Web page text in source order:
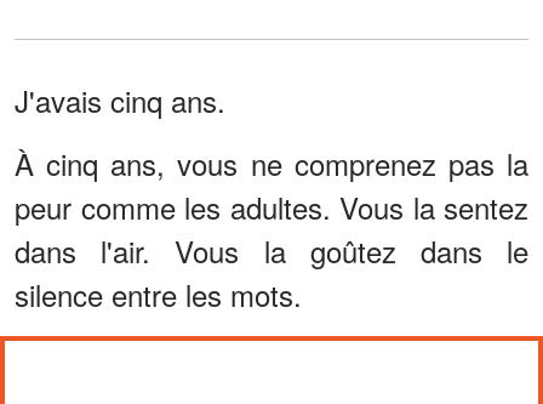
J'avais cinq ans.
À cinq ans, vous ne comprenez pas la
peur comme les adultes. Vous la sentez
dans l'air. Vous la goûtez dans le
silence entre les mots.